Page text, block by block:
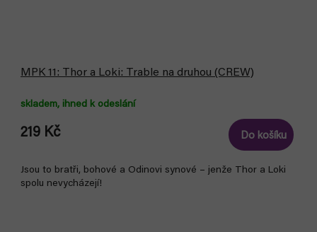
MPK 11: Thor a Loki: Trable na druhou (CREW)
skladem, ihned k odeslání
219 Kč Do košíku
Jsou to bratři, bohové a Odinovi synové – jenže Thor a Loki
spolu nevycházejí!